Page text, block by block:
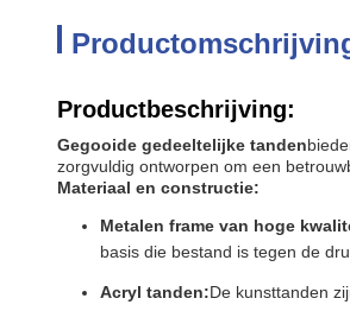
Productbeschrijving:
Gegooide gedeeltelijke tanden
zorgvuldig ontworpen om een
Materiaal en constructie:
Metalen frame van hoge
basis die bestand is tegen de
Acryl tanden:De kunsttanden